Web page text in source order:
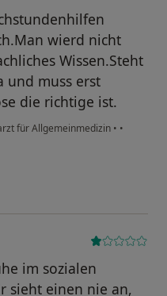
wierd nicht
Wissen.Steht
und muss erst
die richtige ist.
für Allgemeinmedizin • •
im sozialen
sieht einen nie an,